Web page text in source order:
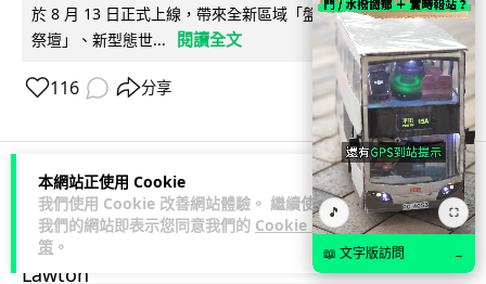
本網站正使用 Cookie
我們使用 Cookie 改善網站體驗。 繼續使用
我們的網站即表示您同意我們的 Cookie 政
策 。
於 8 月 13 日正式上線，帶來全新區域「盤蛇島」、地城「毒牙
祭壇」、新型態世...
閱讀全文
116 分享
科技娛樂 遊戲情報
Lawton
🎵 ⛶
📖 文字版訪問 →